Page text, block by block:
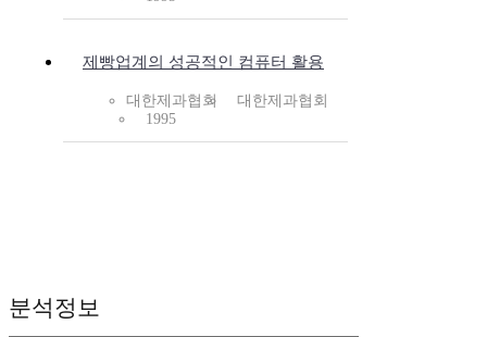
제빵업계의 성공적인 컴퓨터 활용
대한제과협회
대한제과협회
1995
분석정보